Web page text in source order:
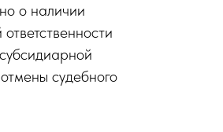
о наличии
судебного